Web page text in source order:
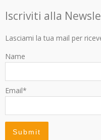
Iscriviti alla
Lasciami la tua mail per
Name
Email*